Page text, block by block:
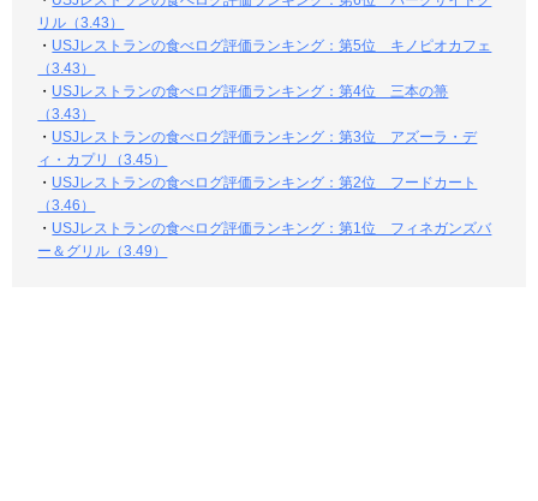
リル（3.43）
・ USJレストランの食べログ評価ランキング：第5位 キノピオカフェ
（3.43）
・ USJレストランの食べログ評価ランキング：第4位 三本の箒
（3.43）
・ USJレストランの食べログ評価ランキング：第3位 アズーラ・デ
ィ・カプリ（3.45）
・ USJレストランの食べログ評価ランキング：第2位 フードカート
（3.46）
・ USJレストランの食べログ評価ランキング：第1位 フィネガンズバ
ー＆グリル（3.49）